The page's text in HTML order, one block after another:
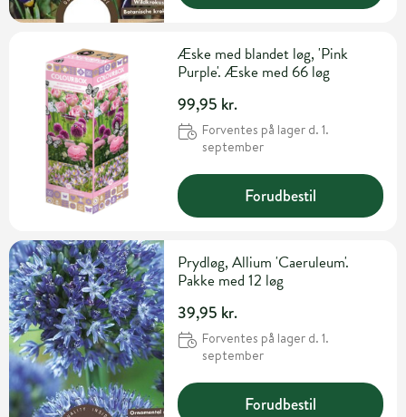
Æske med blandet løg, 'Pink
Purple'. Æske med 66 løg
99,95 kr.
Forventes på lager d. 1.
september
Forudbestil
Prydløg, Allium 'Caeruleum'.
Pakke med 12 løg
39,95 kr.
Forventes på lager d. 1.
september
Forudbestil